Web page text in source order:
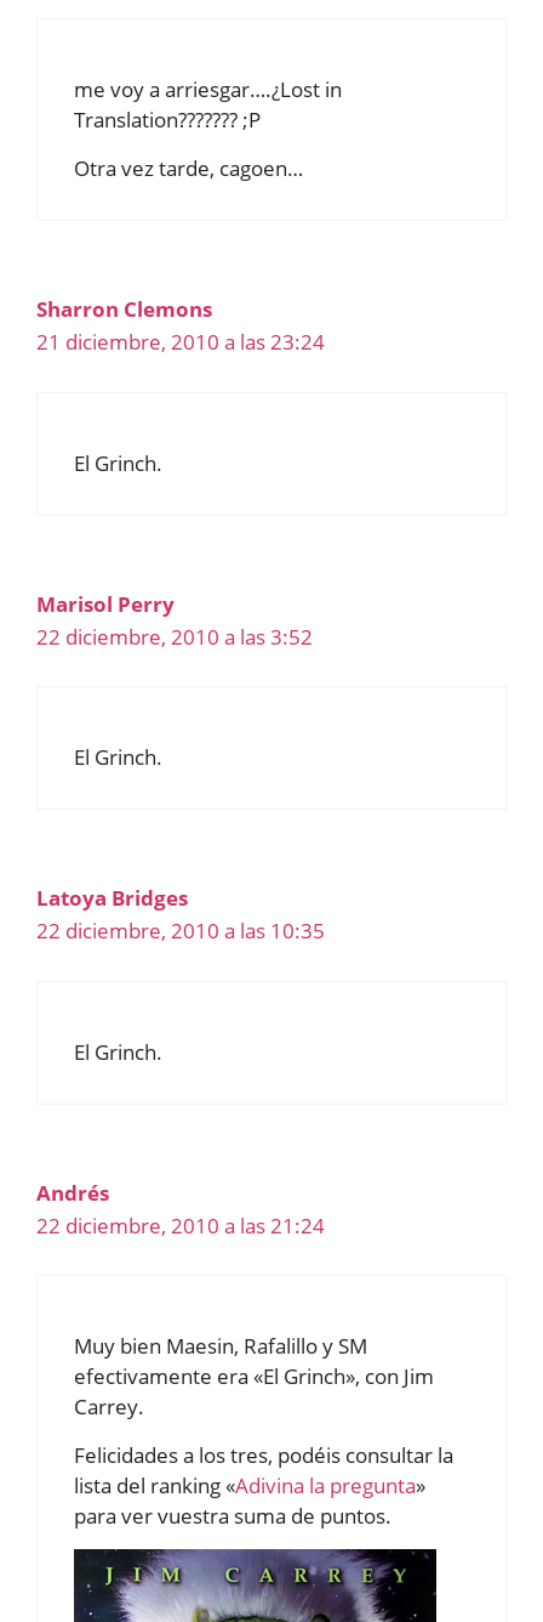
me voy a arriesgar….¿Lost in
Translation??????? ;P
Otra vez tarde, cagoen…
Sharron Clemons
21 diciembre, 2010 a las 23:24
El Grinch.
Marisol Perry
22 diciembre, 2010 a las 3:52
El Grinch.
Latoya Bridges
22 diciembre, 2010 a las 10:35
El Grinch.
Andrés
22 diciembre, 2010 a las 21:24
Muy bien Maesin, Rafalillo y SM
efectivamente era «El Grinch», con Jim
Carrey.
Felicidades a los tres, podéis consultar la
lista del ranking «Adivina la pregunta»
para ver vuestra suma de puntos.